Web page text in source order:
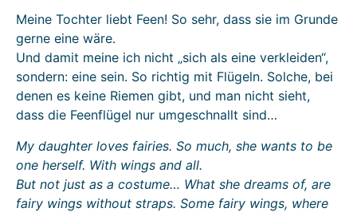
Meine Tochter liebt Feen! So sehr, dass sie im Grunde
gerne eine wäre.
Und damit meine ich nicht „sich als eine verkleiden“,
sondern: eine sein. So richtig mit Flügeln. Solche, bei
denen es keine Riemen gibt, und man nicht sieht,
dass die Feenflügel nur umgeschnallt sind…
My daughter loves fairies. So much, she wants to be
one herself. With wings and all.
But not just as a costume… What she dreams of, are
fairy wings without straps. Some fairy wings, where